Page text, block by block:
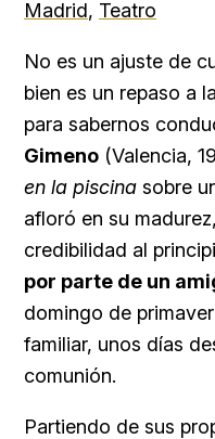
Madrid, Teatro
No es un ajuste de
bien es un repaso a
para sabernos
Gimeno (Valencia,
en la piscina sobre
afloró en su
credibilidad al
por parte de un
domingo de
familiar, unos días
comunión.
Partiendo de sus